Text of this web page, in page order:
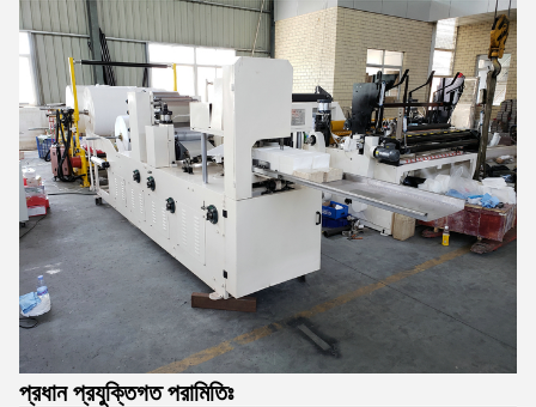
প্রধান প্রযুক্তিগত পরামিতিঃ